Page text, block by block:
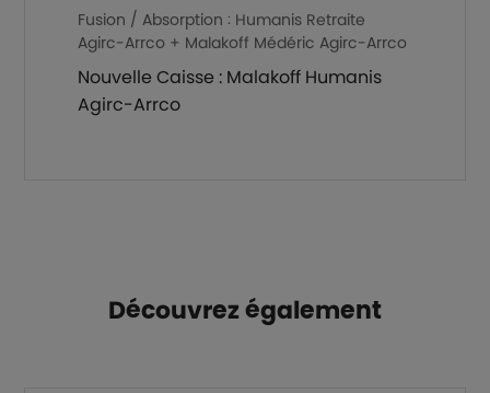
Fusion / Absorption : Humanis Retraite
Agirc-Arrco + Malakoff Médéric Agirc-Arrco
Nouvelle Caisse : Malakoff Humanis
Agirc-Arrco
Découvrez également